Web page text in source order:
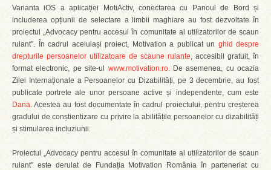
Varianta iOS a aplicației MotiActiv, conectarea cu Panoul de Bord și
includerea opțiunii de selectare a limbii maghiare au fost dezvoltate în
proiectul „Advocacy pentru accesul în comunitate al utilizatorilor de scaun
rulant”. În cadrul aceluiași proiect, Motivation a publicat un ghid despre
drepturile persoanelor utilizatoare de scaune rulante, accesibil gratuit, în
format electronic, pe site-ul www.motivation.ro. De asemenea, cu ocazia
Zilei Internaționale a Persoanelor cu Dizabilități, pe 3 decembrie, au fost
publicate portrete ale unor persoane active și independente, cum este
Dana. Acestea au fost documentate în cadrul proiectului, pentru creșterea
gradului de conștientizare cu privire la abilitățile persoanelor cu dizabilități
și stimularea incluziunii.
Proiectul „Advocacy pentru accesul în comunitate al utilizatorilor de scaun
rulant” este derulat de Fundația Motivation România în parteneriat cu